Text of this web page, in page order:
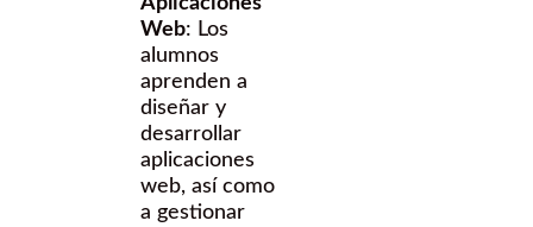
Web: Los
alumnos
aprenden a
diseñar y
desarrollar
aplicaciones
web, así como
a gestionar